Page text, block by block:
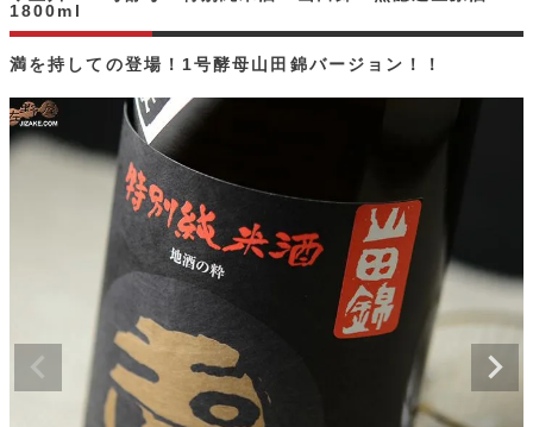
満を持しての登場！1号酵母山田錦バージョン！！
1800ml